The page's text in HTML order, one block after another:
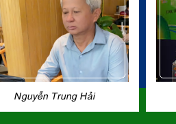
Nguyễn Trung Hải